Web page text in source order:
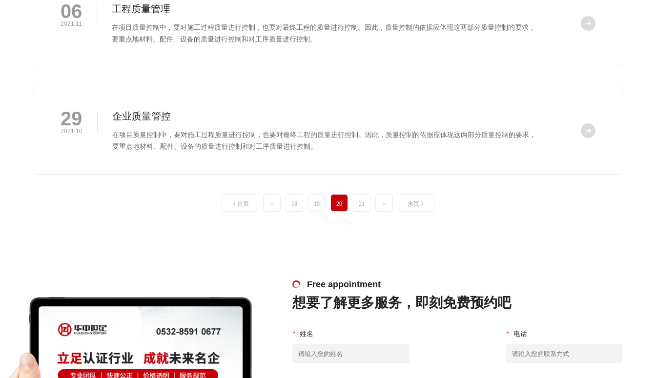
06
2021.11
工程质量管理
在项目质量控制中，要对施工过程质量进行控制，也要对最终工程的质量进行控制。因此，质量控制的依据应体现这两部分质量控制的要求，
要重点地材料、配件、设备的质量进行控制和对工序质量进行控制。
29
2021.10
企业质量管控
在项目质量控制中，要对施工过程质量进行控制，也要对最终工程的质量进行控制。因此，质量控制的依据应体现这两部分质量控制的要求，
要重点地材料、配件、设备的质量进行控制和对工序质量进行控制。
《 首页 < 18 19 20 21 > 末页 》
Free appointment
想要了解更多服务，即刻免费预约吧
* 姓名 * 电话